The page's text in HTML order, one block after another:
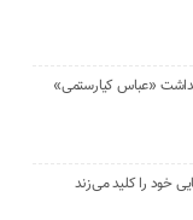
«عباس کیارستمی»
خود را کلید می‌زند